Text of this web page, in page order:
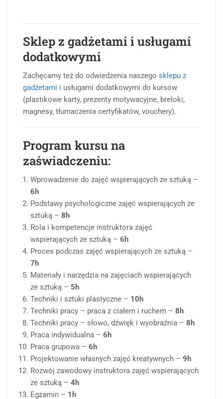
Sklep z gadżetami i usługami
dodatkowymi
Zachęcamy też do odwiedzenia naszego sklepu z
gadżetami i usługami dodatkowymi do kursów
(plastikowe karty, prezenty motywacyjne, breloki,
magnesy, tłumaczenia certyfikatów, vouchery).
Program kursu na
zaświadczeniu:
Wprowadzenie do zajęć wspierających ze sztuką –
6h
Podstawy psychologiczne zajęć wspierających ze
sztuką – 8h
Rola i kompetencje instruktora zajęć
wspierających ze sztuką – 6h
Proces podczas zajęć wspierających ze sztuką –
7h
Materiały i narzędzia na zajęciach wspierających
ze sztuką – 5h
Techniki i sztuki plastyczne – 10h
Techniki pracy – praca z ciałem i ruchem – 8h
Techniki pracy – słowo, dźwięk i wyobraźnia – 8h
Praca indywidualna – 6h
Praca grupowa – 6h
Projektowanie własnych zajęć kreatywnych – 9h
Rozwój zawodowy instruktora zajęć wspierających
ze sztuką – 4h
Egzamin – 1h